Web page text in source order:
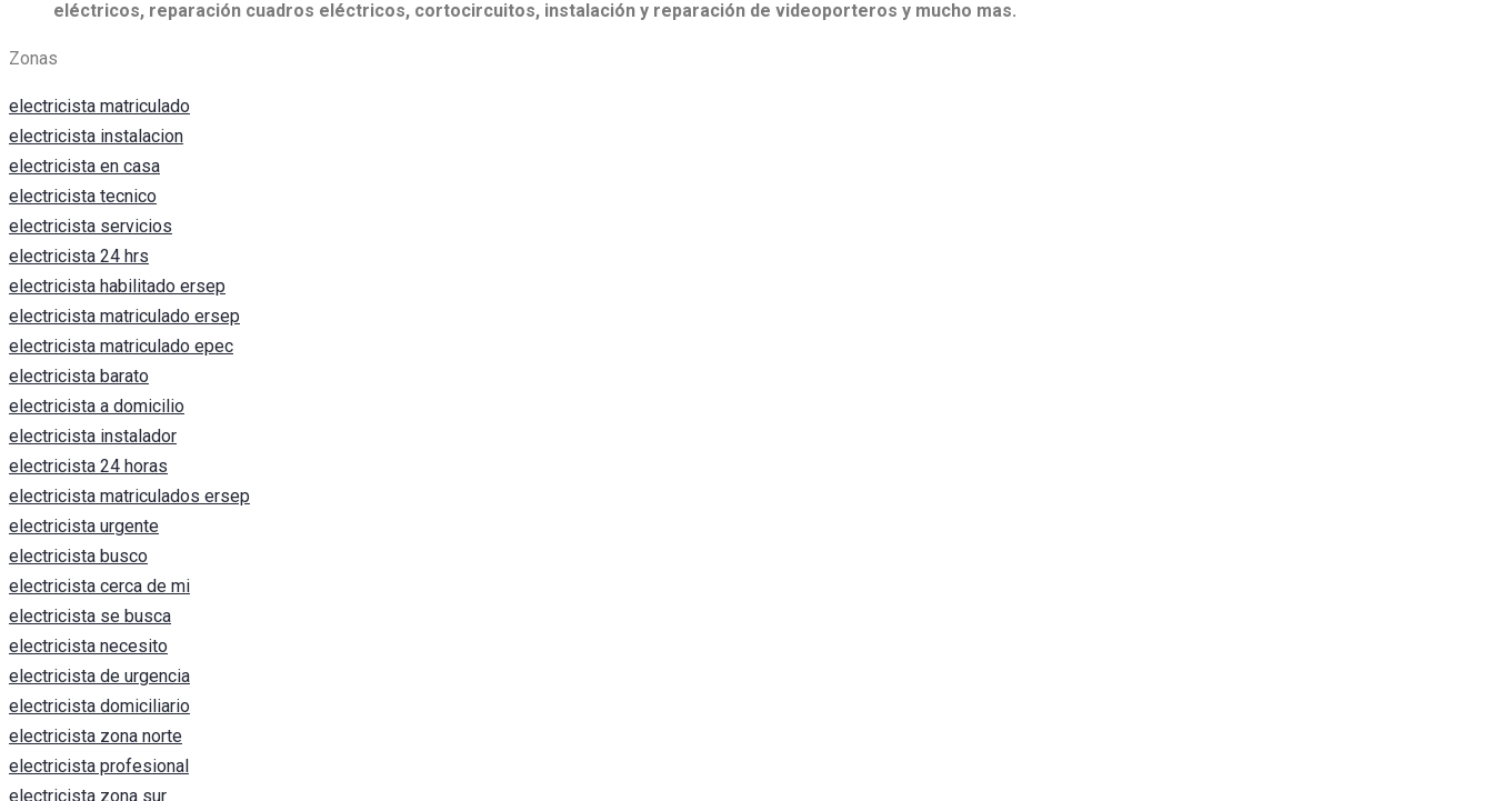
eléctricos, reparación cuadros eléctricos, cortocircuitos, instalación y reparación de videoporteros y mucho mas.
Zonas
electricista matriculado
electricista instalacion
electricista en casa
electricista tecnico
electricista servicios
electricista 24 hrs
electricista habilitado ersep
electricista matriculado ersep
electricista matriculado epec
electricista barato
electricista a domicilio
electricista instalador
electricista 24 horas
electricista matriculados ersep
electricista urgente
electricista busco
electricista cerca de mi
electricista se busca
electricista necesito
electricista de urgencia
electricista domiciliario
electricista zona norte
electricista profesional
electricista zona sur